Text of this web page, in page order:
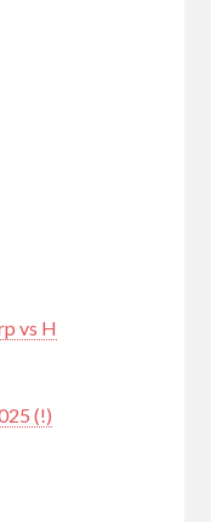
vs H
(!)